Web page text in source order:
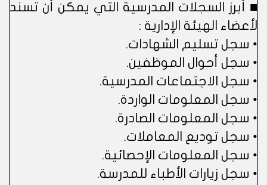
■ أبرز السجلات المدرسية التي يمكن أن تسند
لأعضاء الهيئة الإدارية :
• سجل تسليم الشهادات.
• سجل أحوال الموظفين.
• سجل الاجتماعات المدرسية.
• سجل المعلومات الواردة.
• سجل المعلومات الصادرة.
• سجل توديع المعاملات.
• سجل المعلومات الإحصائية.
• سجل زيارات الأطباء للمدرسة.